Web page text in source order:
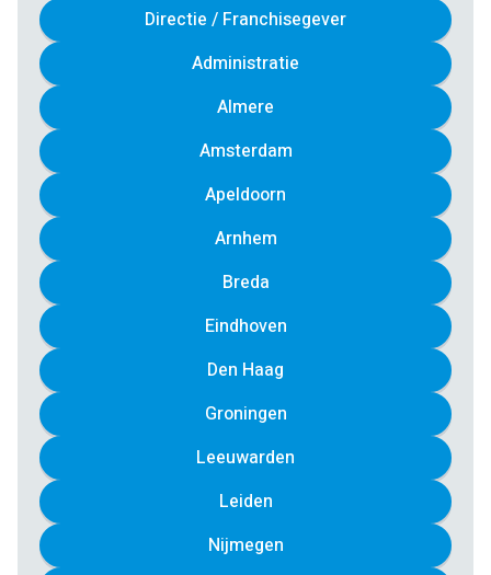
Directie / Franchisegever
Administratie
Almere
Amsterdam
Apeldoorn
Arnhem
Breda
Eindhoven
Den Haag
Groningen
Leeuwarden
Leiden
Nijmegen